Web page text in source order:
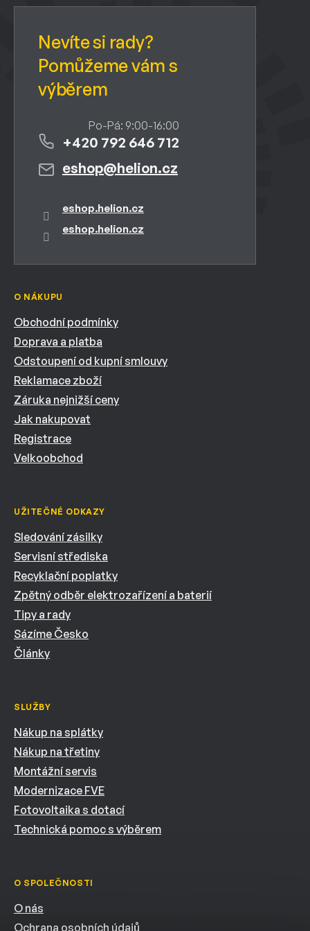
eshop@helion.cz
+420 792 646 712
eshop.helion.cz
eshop.helion.cz
O NÁKUPU
Obchodní podmínky
Doprava a platba
Odstoupení od kupní smlouvy
Reklamace zboží
Záruka nejnižší ceny
Jak nakupovat
Registrace
Velkoobchod
UŽITEČNÉ ODKAZY
Sledování zásilky
Servisní střediska
Recyklační poplatky
Zpětný odběr elektrozařízení a baterií
Tipy a rady
Sázíme Česko
Články
SLUŽBY
Nákup na splátky
Nákup na třetiny
Montážní servis
Modernizace FVE
Fotovoltaika s dotací
Technická pomoc s výběrem
O SPOLEČNOSTI
O nás
Ochrana osobních údajů